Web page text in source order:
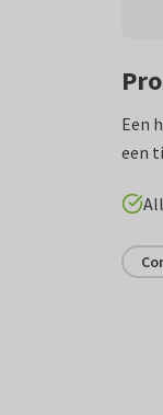
Een
een